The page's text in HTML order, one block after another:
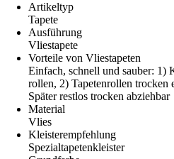
Artikeltyp
Tapete
Ausführung
Vliestapete
Vorteile von Vliestapeten
Einfach, schnell und sauber: 1)
rollen, 2) Tapetenrollen trocken
Später restlos trocken abziehbar
Material
Vlies
Kleisterempfehlung
Spezialtapetenkleister